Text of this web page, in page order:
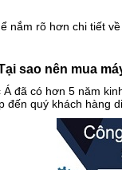
nắm rõ hơn chi tiết
sao nên mua
Á đã có hơn 5 năm
đến quý khách hàng